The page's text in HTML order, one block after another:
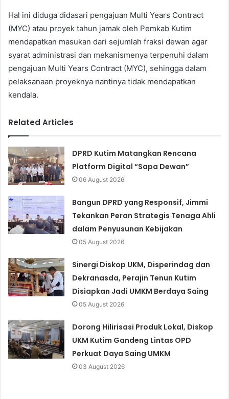
Hal ini diduga didasari pengajuan Multi Years Contract
(MYC) atau proyek tahun jamak oleh Pemkab Kutim
mendapatkan masukan dari sejumlah fraksi dewan agar
syarat administrasi dan mekanismenya terpenuhi dalam
pengajuan Multi Years Contract (MYC), sehingga dalam
pelaksanaan proyeknya nantinya tidak mendapatkan
kendala.
Related Articles
DPRD Kutim Matangkan Rencana
Platform Digital “Sapa Dewan”
06 August 2026
Bangun DPRD yang Responsif, Jimmi
Tekankan Peran Strategis Tenaga Ahli
dalam Penyusunan Kebijakan
05 August 2026
Sinergi Diskop UKM, Disperindag dan
Dekranasda, Perajin Tenun Kutim
Disiapkan Jadi UMKM Berdaya Saing
05 August 2026
Dorong Hilirisasi Produk Lokal, Diskop
UKM Kutim Gandeng Lintas OPD
Perkuat Daya Saing UMKM
03 August 2026